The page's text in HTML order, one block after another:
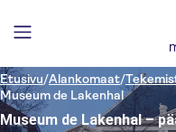
Etusivu/Alankomaat/
Museum de Lakenhal
Museum de Lakenhal –